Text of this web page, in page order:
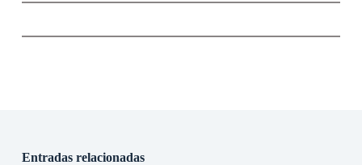
Entradas relacionadas